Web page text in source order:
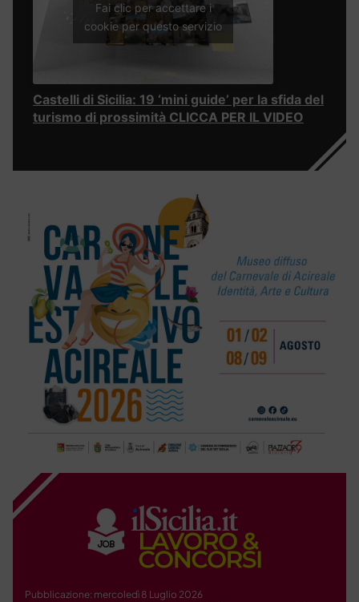
Fai clic per accettare i
cookie per questo servizio
Castelli di Sicilia: 19 ‘mini guide’ per la sfida del
turismo di prossimità CLICCA PER IL VIDEO
Pubblicazione: mercoledì 8 Luglio 2026